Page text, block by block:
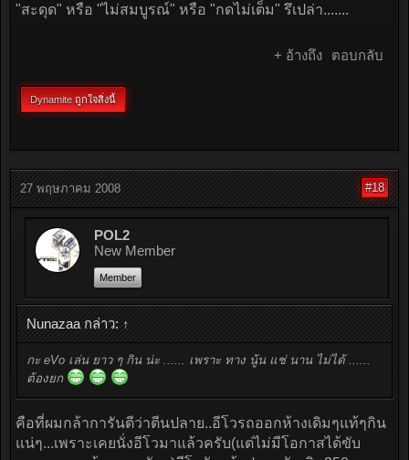
"สะดุด" หรือ "ไม่สมบูรณ์" หรือ "กดไม่เต็ม" รึเปล่า.......
+ อ้างถึง ตอบกลับ
Dynamite ถูกใจสิ่งนี้
27 พฤษภาคม 2008 #18
POL2
New Member
Member
Nunazaa กล่าว: ↑
กะ eVo เล่น ยาว ๆ กิน น่ะ ...... เพราะ ทาง นู้น แช่ นาน ไม่ได้ ......
ต้องยก
คือที่ผมกล้าการันตีว่าตีนปลาย..อีโวรถออกห้างเดิมๆแท้ๆกิน
แน่ๆ...เพราะเคยนั่งอีโวมาแล้วครับ(แต่ไม่มีโอกาสได้ขับ